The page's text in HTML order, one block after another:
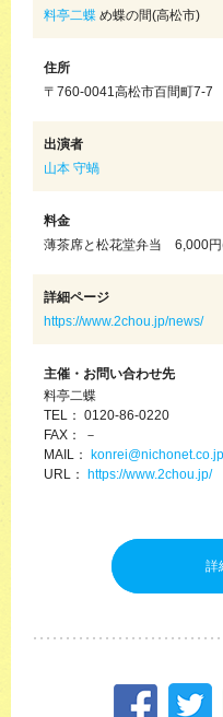
料亭二蝶 め蝶の間(高松市)
住所
〒760-0041高松市百間町7-7
出演者
山本 守蝸
料金
薄茶席と松花堂弁当 6,000円
詳細ページ
https://www.2chou.jp/news/
主催・お問い合わせ先
料亭二蝶
TEL： 0120-86-0220
FAX： －
MAIL： konrei@nichonet.co.jp
URL： https://www.2chou.jp/
詳